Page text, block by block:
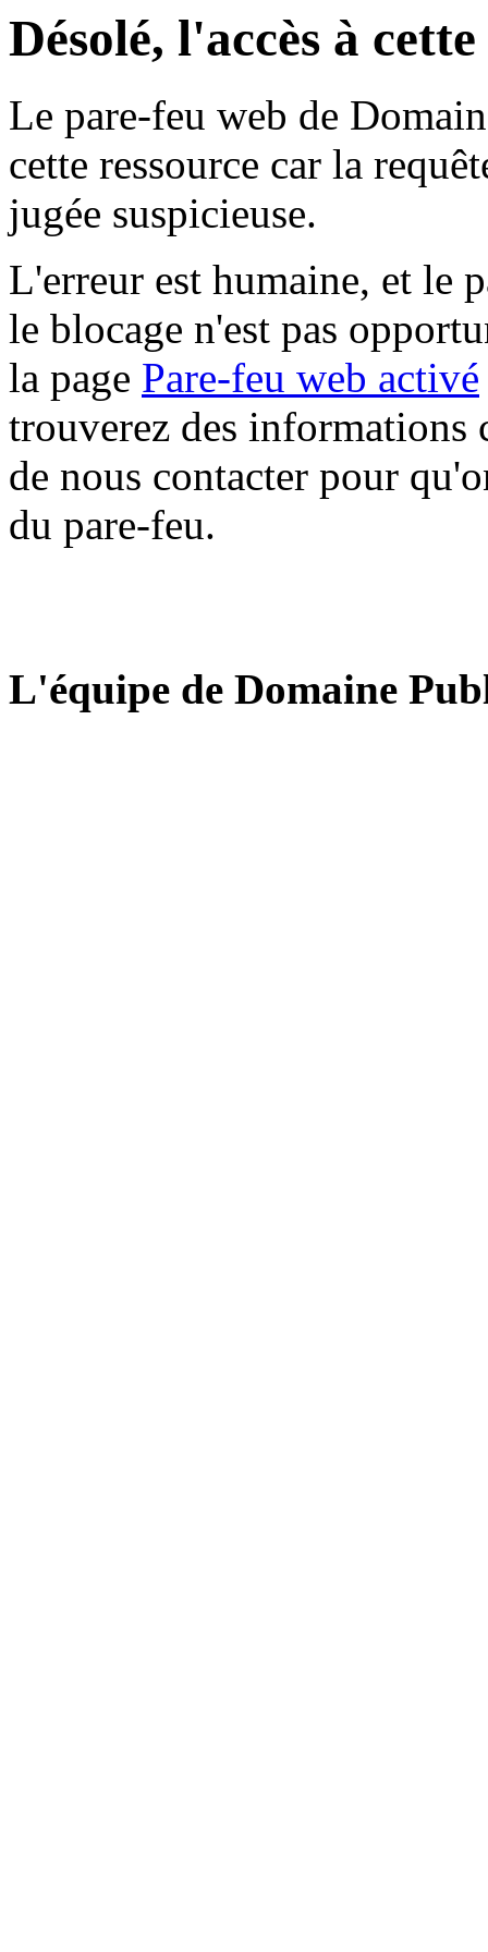
Désolé, l'accès à
Le pare-feu web de
cette ressource car la
jugée suspicieuse.
L'erreur est humaine, et le
le blocage n'est pas
la page Pare-feu web activé
trouverez des informations
de nous contacter pour
du pare-feu.
L'équipe de Domaine